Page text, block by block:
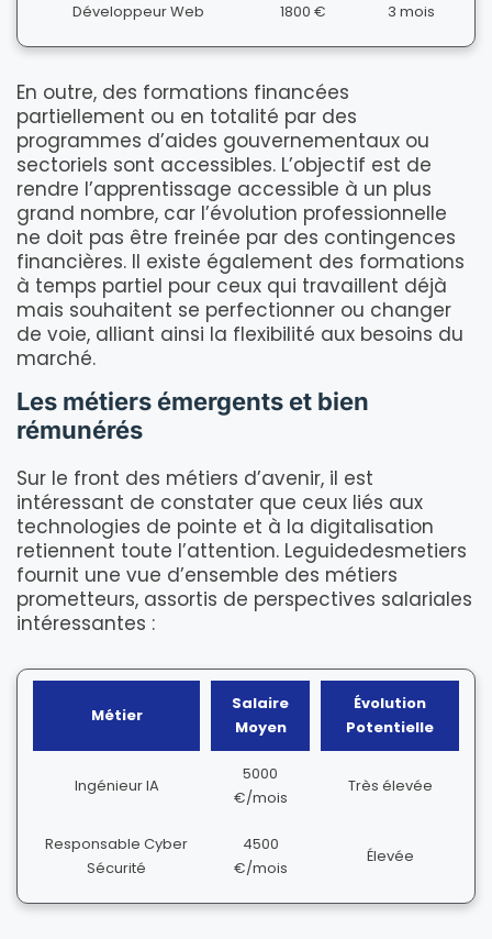
Développeur Web 1800 € 3 mois
En outre, des formations financées
partiellement ou en totalité par des
programmes d’aides gouvernementaux ou
sectoriels sont accessibles. L’objectif est de
rendre l’apprentissage accessible à un plus
grand nombre, car l’évolution professionnelle
ne doit pas être freinée par des contingences
financières. Il existe également des formations
à temps partiel pour ceux qui travaillent déjà
mais souhaitent se perfectionner ou changer
de voie, alliant ainsi la flexibilité aux besoins du
marché.
Les métiers émergents et bien
rémunérés
Sur le front des métiers d’avenir, il est
intéressant de constater que ceux liés aux
technologies de pointe et à la digitalisation
retiennent toute l’attention. Leguidedesmetiers
fournit une vue d’ensemble des métiers
prometteurs, assortis de perspectives salariales
intéressantes :
Métier
Salaire
Moyen
Évolution
Potentielle
Ingénieur IA
5000
€/mois
Très élevée
Responsable Cyber
Sécurité
4500
€/mois
Élevée